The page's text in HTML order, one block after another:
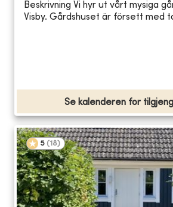
Beskrivning Vi hyr ut vårt mysiga
Visby. Gårdshuset är försett med
Se kalenderen for
5 (18)